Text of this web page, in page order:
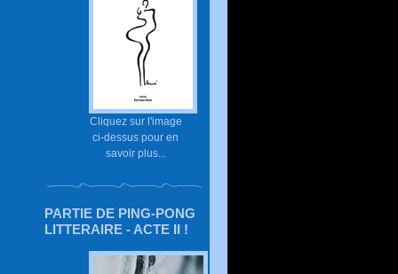
Cliquez sur l'image
ci-dessus pour en
savoir plus...
PARTIE DE PING-PONG
LITTERAIRE - ACTE II !